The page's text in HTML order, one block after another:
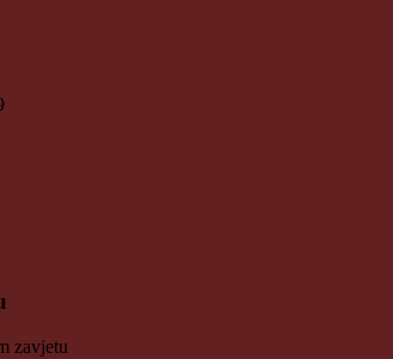
zavjetu